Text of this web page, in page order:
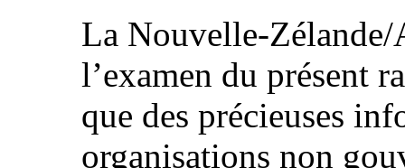
La Nouvelle-Zélande/
l’examen du présent
que des précieuses
organisations non